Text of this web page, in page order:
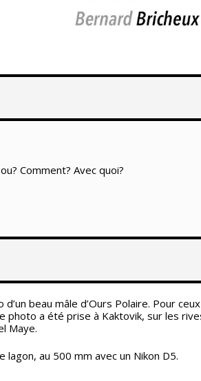
Comment? Avec quoi?
beau mâle d’Ours Polaire. Pour
a été prise à Kaktovik, sur les
Maye.
au 500 mm avec un Nikon D5.